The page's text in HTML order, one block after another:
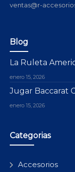
ventas@r-
Blog
La Ruleta
enero 15, 2026
Jugar Baccarat
enero 15, 2026
Categorias
Accesorios